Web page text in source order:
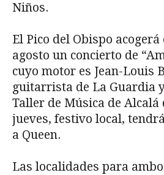
Niños.
El Pico del Obispo
agosto un concierto de
cuyo motor es Jean-Louis
guitarrista de La Guardia
Taller de Música de Alcalá
jueves, festivo local,
a Queen.
Las localidades para